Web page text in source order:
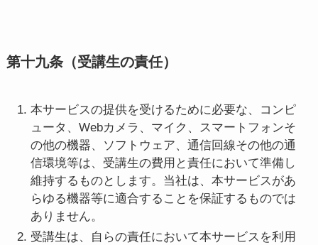
第十九条（受講生の責任）
本サービスの提供を受けるために必要な、コンピ
ュータ、Webカメラ、マイク、スマートフォンそ
の他の機器、ソフトウェア、通信回線その他の通
信環境等は、受講生の費用と責任において準備し
維持するものとします。当社は、本サービスがあ
らゆる機器等に適合することを保証するものでは
ありません。
受講生は、自らの責任において本サービスを利用